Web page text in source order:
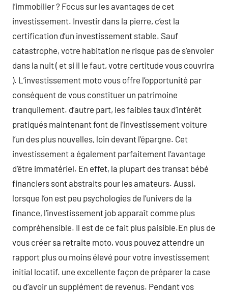
l’immobilier ? Focus sur les avantages de cet
investissement. Investir dans la pierre, c’est la
certification d’un investissement stable. Sauf
catastrophe, votre habitation ne risque pas de s’envoler
dans la nuit ( et si il le faut, votre certitude vous couvrira
). L’investissement moto vous offre l’opportunité par
conséquent de vous constituer un patrimoine
tranquilement. d’autre part, les faibles taux d’intérêt
pratiqués maintenant font de l’investissement voiture
l’un des plus nouvelles, loin devant l’épargne. Cet
investissement a également parfaitement l’avantage
d’être immatériel. En effet, la plupart des transat bébé
financiers sont abstraits pour les amateurs. Aussi,
lorsque l’on est peu psychologies de l’univers de la
finance, l’investissement job apparaît comme plus
compréhensible. Il est de ce fait plus paisible.En plus de
vous créer sa retraite moto, vous pouvez attendre un
rapport plus ou moins élevé pour votre investissement
initial locatif. une excellente façon de préparer la case
ou d’avoir un supplément de revenus. Pendant vos